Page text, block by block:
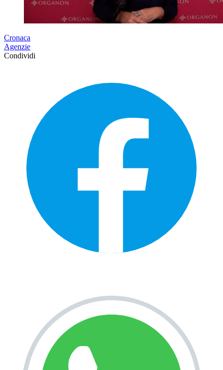
Cronaca
Agenzie
Condividi